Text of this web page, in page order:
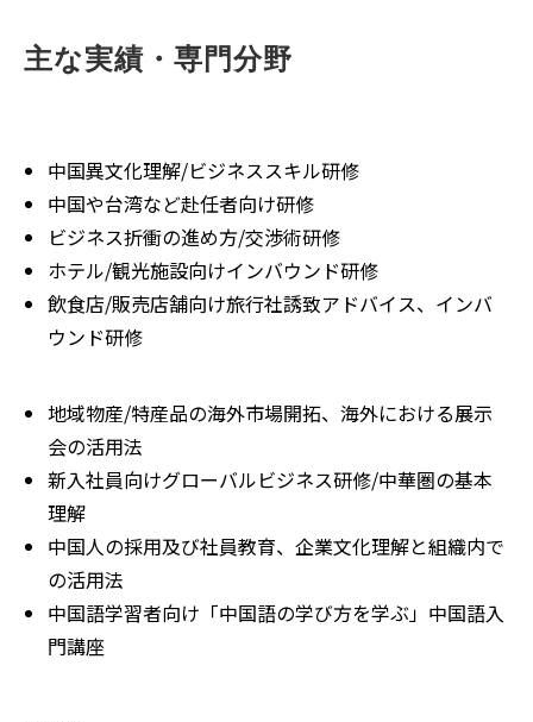
主な実績・専門分野
中国異文化理解/ビジネススキル研修
中国や台湾など赴任者向け研修
ビジネス折衝の進め方/交渉術研修
ホテル/観光施設向けインバウンド研修
飲食店/販売店舗向け旅行社誘致アドバイス、インバ
ウンド研修
地域物産/特産品の海外市場開拓、海外における展示
会の活用法
新入社員向けグローバルビジネス研修/中華圏の基本
理解
中国人の採用及び社員教育、企業文化理解と組織内で
の活用法
中国語学習者向け「中国語の学び方を学ぶ」中国語入
門講座